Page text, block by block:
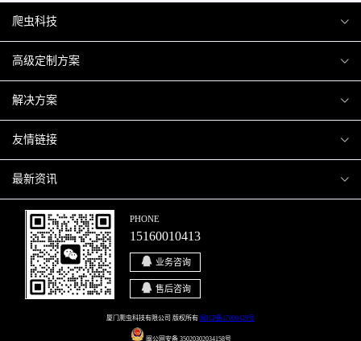
爬虫科技
爬虫案例
关于爬虫
高级定制方案
H5互动营销
微信小程序
移动APP
解决方案
商城解决方案
商城会员积分商城解决方案
网站解决方案
智慧校园解决方案
智慧停车解决方案
友情链接
厦门小程序开发
厦门APP开发
厦门微商城开发
博客园
最新资讯
行业资讯
爬虫动态
PHONE
15160010413
业务咨询
售后咨询
厦门爬虫科技有限公司 版权所有 闽ICP备17000429号
闽公网安备 35020302034158号